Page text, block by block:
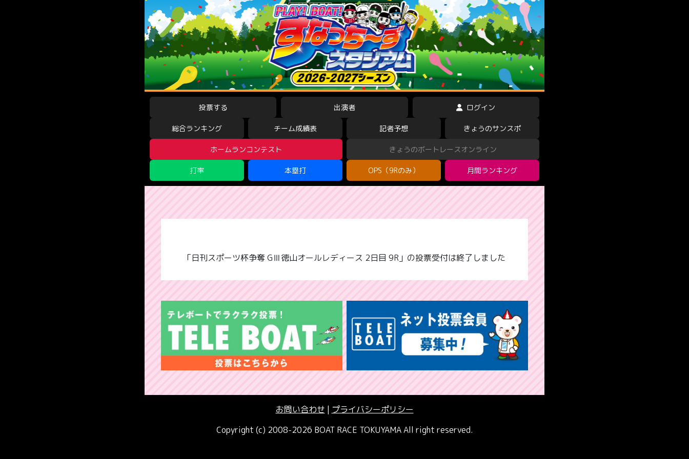
投票する 出演者 ログイン
総合ランキング チーム成績表 記者予想 きょうのサンスポ
ホームランコンテスト きょうのボートレースオンライン
打率 本塁打 OPS（9Rのみ） 月間ランキング
「日刊スポーツ杯争奪 GⅢ徳山オールレディース 2日目 9R」の投票受付は終了しました
お問い合わせ | プライバシーポリシー
Copyright (c) 2008-2026 BOAT RACE TOKUYAMA All right reserved.